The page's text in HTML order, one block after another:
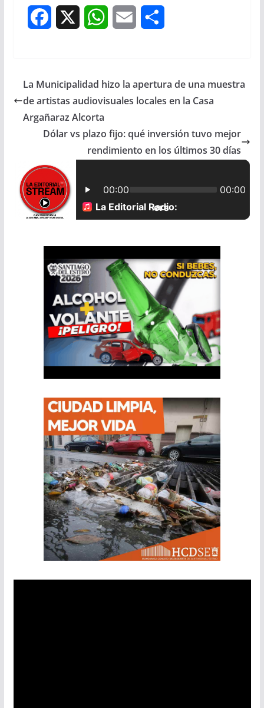
e
o
k
W
t
A
p
i
r
La Municipalidad hizo la apertura de una muestra
de artistas audiovisuales locales en la Casa
Argañaraz Alcorta
Dólar vs plazo fijo: qué inversión tuvo mejor
rendimiento en los últimos 30 días